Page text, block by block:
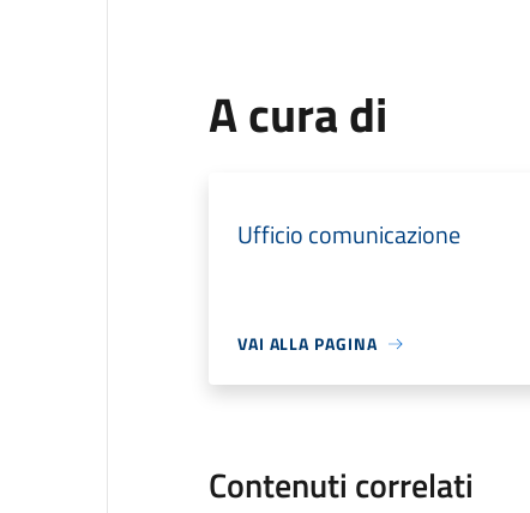
A cura di
Ufficio comunicazione
VAI ALLA PAGINA
Contenuti correlati